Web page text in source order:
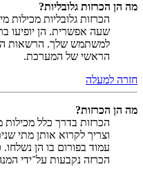
מה הן הכרזות גלובליות?
הכרזות גלובליות
שעה אפשרית. הן יופיעו
למשתמש שלך. הרשאות
הראשי של המערכת.
חזרה למעלה
מה הן הכרזות?
הכרזות בדרך כלל
וצריך לקרוא אותן מתי
עמוד בפורום בו הן
הכרזה נקבעות על־ידי